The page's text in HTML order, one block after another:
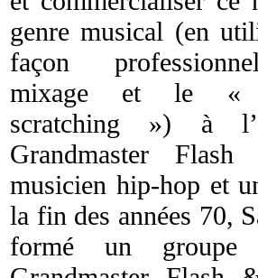
genre musical (en
façon
mixage et le «
scratching ») à
Grandmaster
musicien hip-hop et
la fin des années 70,
formé un groupe